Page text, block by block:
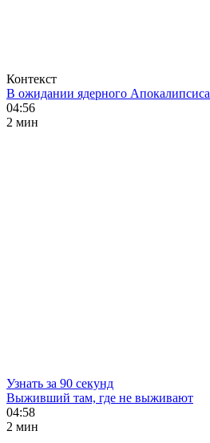
Контекст
В ожидании ядерного Апокалипсиса
04:56
2 мин
Узнать за 90 секунд
Выживший там, где не выживают
04:58
2 мин